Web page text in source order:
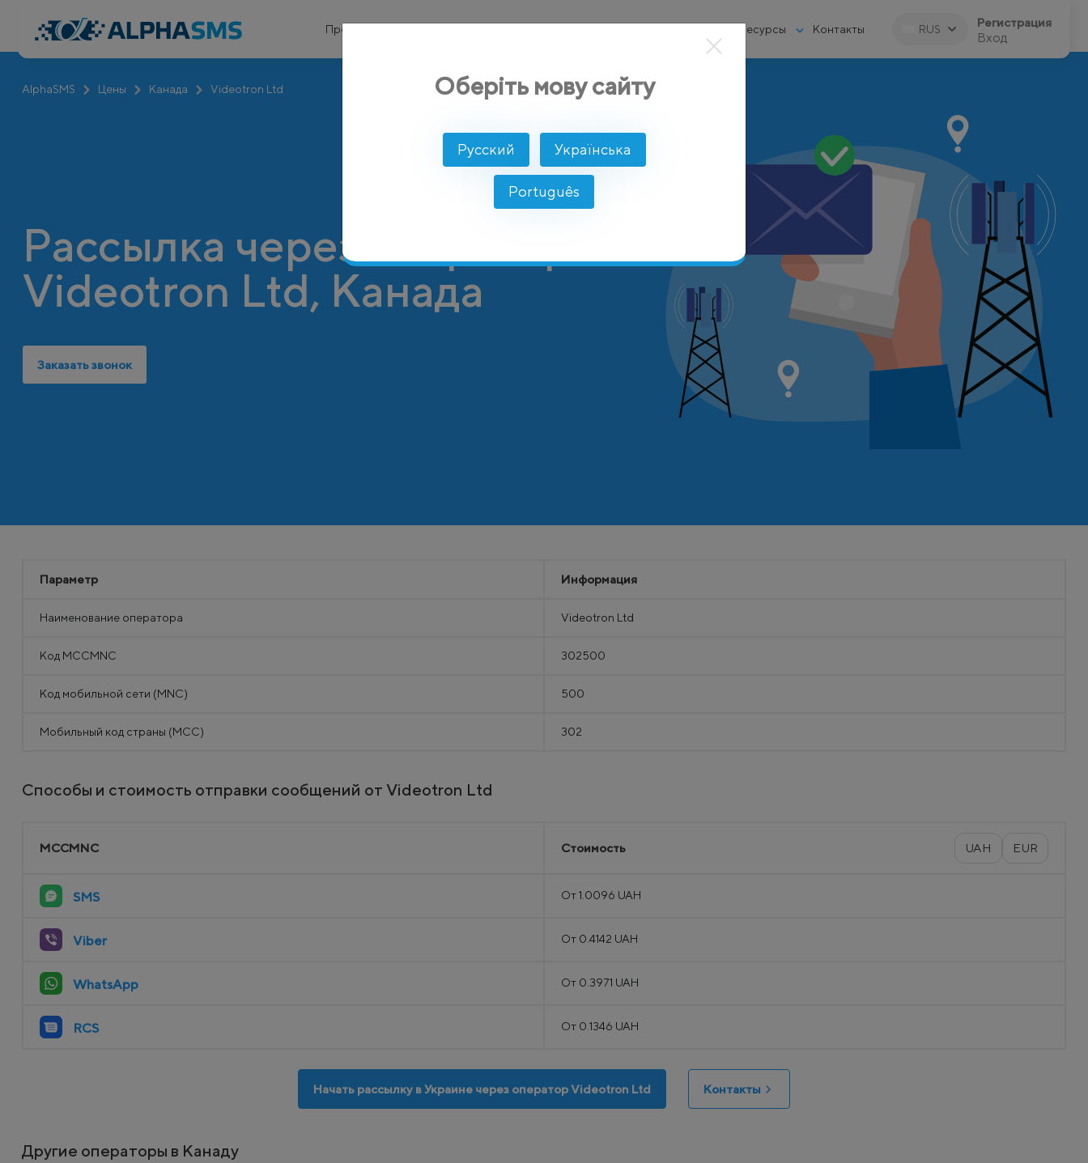
AlphaSMS Цены Канада Videotron Ltd
Продукты Ресурсы Контакты RUS Регистрация
Вход
Рассылка через оператор
Videotron Ltd, Канада
Заказать звонок
Параметр Информация
Наименование оператора Videotron Ltd
Код MCCMNC 302500
Код мобильной сети (MNC) 500
Мобильный код страны (MCC) 302
Способы и стоимость отправки сообщений от Videotron Ltd
MCCMNC Стоимость UAH EUR
SMS От 1.0096 UAH
Viber От 0.4142 UAH
WhatsApp От 0.3971 UAH
RCS От 0.1346 UAH
Начать рассылку в Украине через оператор Videotron Ltd Контакты
Другие операторы в Канаду
Оберіть мову сайту
Русский Українська
Português